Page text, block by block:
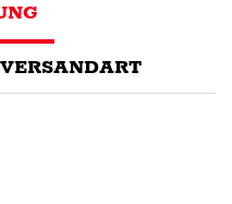
VERSANDART